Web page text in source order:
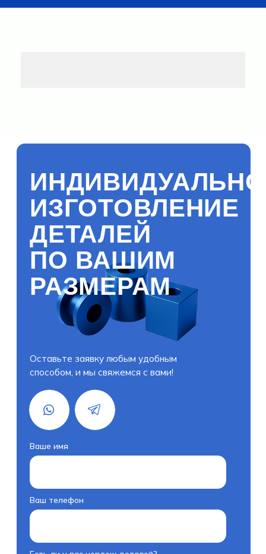
Ваше имя
Ваш телефон
+7(000)000-00-00
Есть ли у вас чертеж деталей?
Я согласен с политикой
конфиденциальности
Оставьте заявку любым удобным
способом, и мы свяжемся с вами!